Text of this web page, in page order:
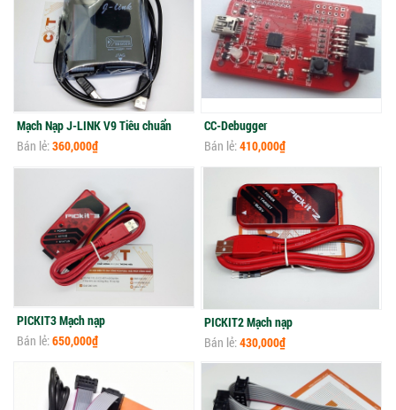
Mạch Nạp J-LINK V9 Tiêu chuẩn
Bán lẻ:360,000₫
CC-Debugger
Bán lẻ:410,000₫
PICKIT3 Mạch nạp
Bán lẻ:650,000₫
PICKIT2 Mạch nạp
Bán lẻ:430,000₫